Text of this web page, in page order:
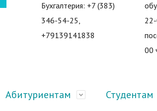
Бухгалтерия: +7 (383)
346-54-25,
+79139141838
00
Абитуриентам Студентам